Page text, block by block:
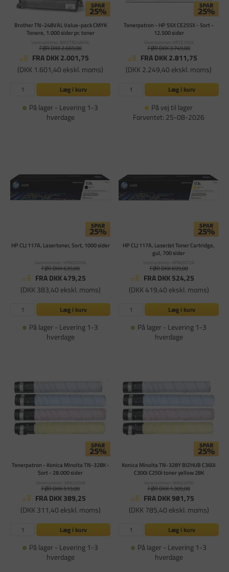
Brother TN-248VAL Value-pack CMYK
Tonere, 1.000 sider pr. toner
Varenummer: BROTN248VAL
FØR DKK 2.669,00
FRA DKK 2.001,75
(DKK 1.601,40 ekskl. moms)
Læg i kurv
På lager - Levering 1-3
hverdage
Tonerpatron - HP 55X CE255X - Sort -
12.500 sider
Varenummer: HPCE255X
FØR DKK 3.749,00
FRA DKK 2.811,75
(DKK 2.249,40 ekskl. moms)
Læg i kurv
På vej til lager
Forventet: 25-08-2026
HP CLJ 117A, Lasertoner, Sort, 1000 sider
Varenummer: HPW2070A
FØR DKK 639,00
FRA DKK 479,25
(DKK 383,40 ekskl. moms)
Læg i kurv
På lager - Levering 1-3
hverdage
HP CLJ 117A, LaserJet Toner Cartridge,
gul, 700 sider
Varenummer: HPW2072A
FØR DKK 699,00
FRA DKK 524,25
(DKK 419,40 ekskl. moms)
Læg i kurv
På lager - Levering 1-3
hverdage
Tonerpatron - Konica Minolta TN-328K -
Sort - 28.000 sider
Varenummer: MIN22048
FØR DKK 519,00
FRA DKK 389,25
(DKK 311,40 ekskl. moms)
Læg i kurv
På lager - Levering 1-3
hverdage
Konica Minolta TN-328Y BIZHUB C360i
C300i C250i toner yellow 28K
Varenummer: MIN22050
FØR DKK 1.309,00
FRA DKK 981,75
(DKK 785,40 ekskl. moms)
Læg i kurv
På lager - Levering 1-3
hverdage